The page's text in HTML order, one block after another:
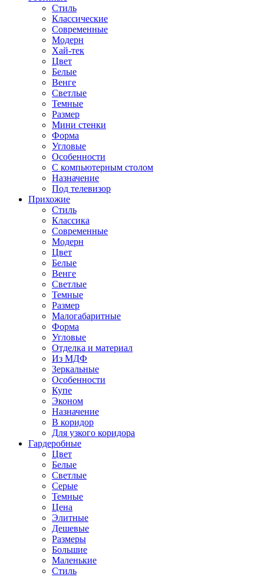
Стиль
Классические
Современные
Модерн
Хай-тек
Цвет
Белые
Венге
Светлые
Темные
Размер
Мини стенки
Форма
Угловые
Особенности
С компьютерным столом
Назначение
Под телевизор
Прихожие
Стиль
Классика
Современные
Модерн
Цвет
Белые
Венге
Светлые
Темные
Размер
Малогабаритные
Форма
Угловые
Отделка и материал
Из МДФ
Зеркальные
Особенности
Купе
Эконом
Назначение
В коридор
Для узкого коридора
Гардеробные
Цвет
Белые
Светлые
Серые
Темные
Цена
Элитные
Дешевые
Размеры
Большие
Маленькие
Стиль